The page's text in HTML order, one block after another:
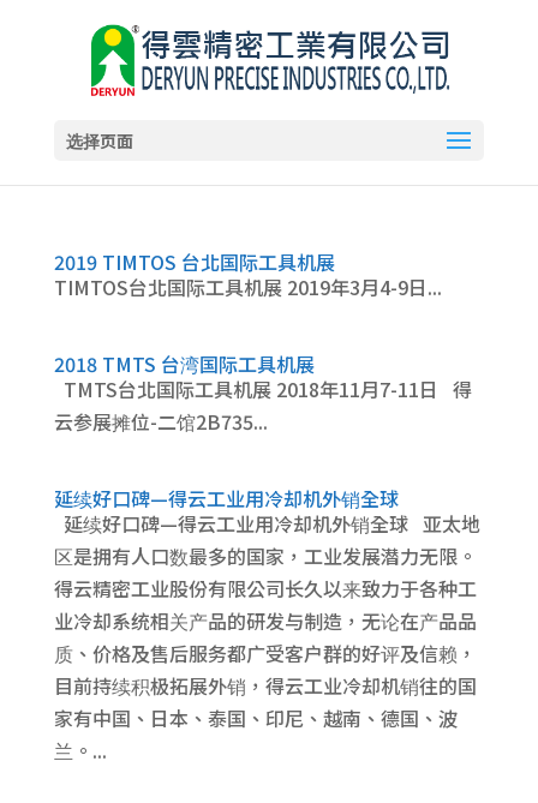
选择页面
2019 TIMTOS 台北国际工具机展
TIMTOS台北国际工具机展 2019年3月4-9日...
2018 TMTS 台湾国际工具机展
TMTS台北国际工具机展 2018年11月7-11日 得
云参展摊位-二馆2B735...
延续好口碑—得云工业用冷却机外销全球
延续好口碑—得云工业用冷却机外销全球 亚太地
区是拥有人口数最多的国家，工业发展潜力无限。
得云精密工业股份有限公司长久以来致力于各种工
业冷却系统相关产品的研发与制造，无论在产品品
质、价格及售后服务都广受客户群的好评及信赖，
目前持续积极拓展外销，得云工业冷却机销往的国
家有中国、日本、泰国、印尼、越南、德国、波
兰。...